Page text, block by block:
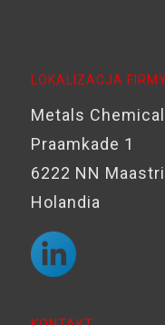
LOKALIZACJA
Metals
Praamkade 1
6222 NN
Holandia